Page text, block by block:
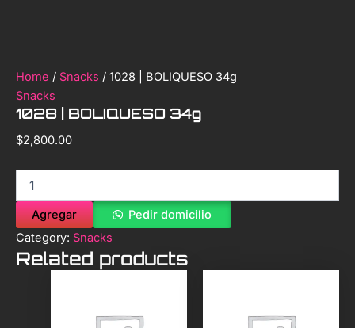
Home / Snacks / 1028 | BOLIQUESO 34g
Snacks
1028 | BOLIQUESO 34g
$2,800.00
Agregar
Pedir domicilio
Category: Snacks
Related products